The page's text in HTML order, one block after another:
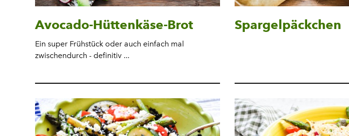
Avocado-Hüttenkäse-Brot
Ein super Frühstück oder auch einfach mal
zwischendurch - definitiv ...
Spargelpäckchen